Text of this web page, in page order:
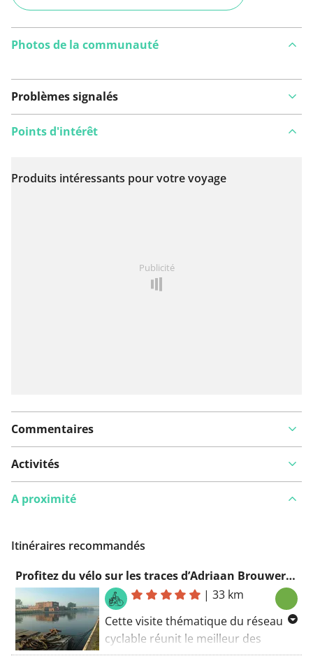
Photos de la communauté
Problèmes signalés
Voir sur la carte
Points d'intérêt
Produits intéressants pour votre voyage
Publicité
Commentaires
Activités
A proximité
Itinéraires recommandés
Profitez du vélo sur les traces d’Adriaan Brouwer tour 2
|33 km
Cette visite thématique du réseau
cyclable réunit le meilleur des